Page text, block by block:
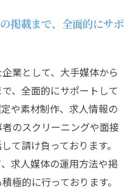
掲載まで、全面的にサポ
業として、大手媒体から
、全面的にサポートして
や素材制作、求人情報の
のスクリーニングや面接
て請け負っております。
求人媒体の運用方法や掲
極的に行っております。